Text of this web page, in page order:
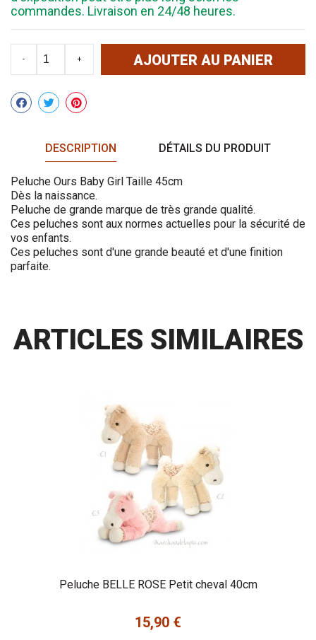
commandes. Livraison en 24/48 heures.
- + AJOUTER AU PANIER
Partager
DESCRIPTION DÉTAILS DU PRODUIT
Peluche Ours Baby Girl Taille 45cm
Dès la naissance.
Peluche de grande marque de très grande qualité.
Ces peluches sont aux normes actuelles pour la sécurité de
vos enfants.
Ces peluches sont d'une grande beauté et d'une finition
parfaite.
ARTICLES SIMILAIRES
Peluche BELLE ROSE Petit cheval 40cm
Prix
15,90 €